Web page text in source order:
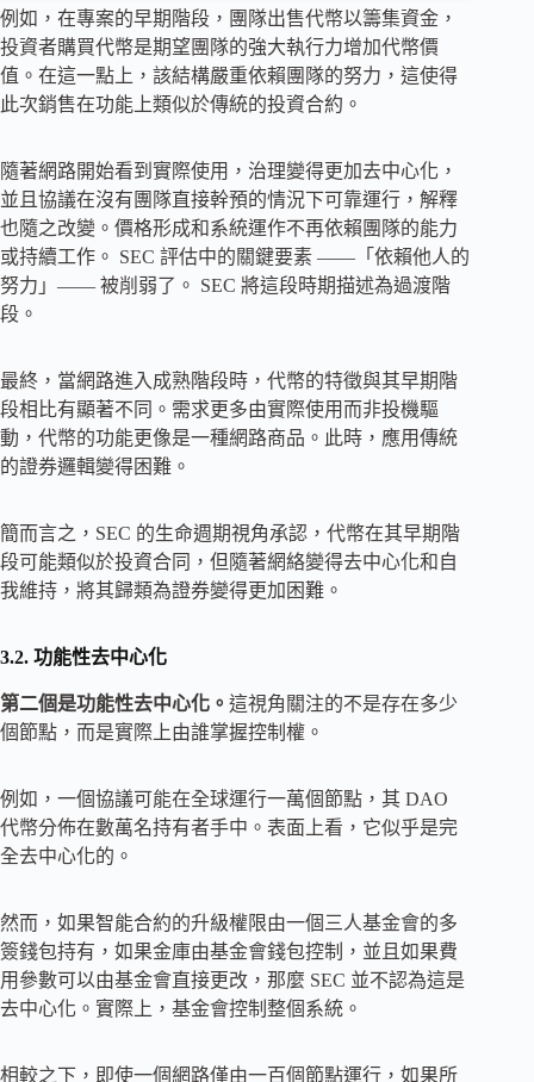
例如，在專案的早期階段，團隊出售代幣以籌集資金，
投資者購買代幣是期望團隊的強大執行力增加代幣價
值。在這一點上，該結構嚴重依賴團隊的努力，這使得
此次銷售在功能上類似於傳統的投資合約。
隨著網路開始看到實際使用，治理變得更加去中心化，
並且協議在沒有團隊直接幹預的情況下可靠運行，解釋
也隨之改變。價格形成和系統運作不再依賴團隊的能力
或持續工作。 SEC 評估中的關鍵要素 ——「依賴他人的
努力」—— 被削弱了。 SEC 將這段時期描述為過渡階
段。
最終，當網路進入成熟階段時，代幣的特徵與其早期階
段相比有顯著不同。需求更多由實際使用而非投機驅
動，代幣的功能更像是一種網路商品。此時，應用傳統
的證券邏輯變得困難。
簡而言之，SEC 的生命週期視角承認，代幣在其早期階
段可能類似於投資合同，但隨著網絡變得去中心化和自
我維持，將其歸類為證券變得更加困難。
3.2. 功能性去中心化
第二個是功能性去中心化。 這視角關注的不是存在多少
個節點，而是實際上由誰掌握控制權。
例如，一個協議可能在全球運行一萬個節點，其 DAO
代幣分佈在數萬名持有者手中。表面上看，它似乎是完
全去中心化的。
然而，如果智能合約的升級權限由一個三人基金會的多
簽錢包持有，如果金庫由基金會錢包控制，並且如果費
用參數可以由基金會直接更改，那麼 SEC 並不認為這是
去中心化。實際上，基金會控制整個系統。
相較之下，即使一個網路僅由一百個節點運行，如果所